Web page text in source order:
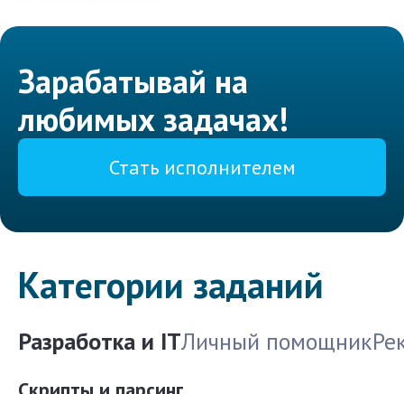
Зарабатывай на
любимых задачах!
Стать исполнителем
Категории заданий
Разработка и ITЛичный помощник